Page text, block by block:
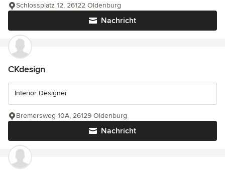
Nachricht
Schlossplatz 12, 26122 Oldenburg
CKdesign
Interior Designer
Nachricht
Bremersweg 10A, 26129 Oldenburg